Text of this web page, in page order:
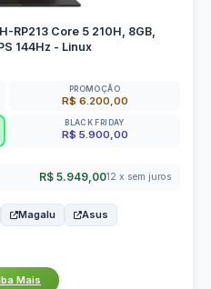
RP213 Core 5 210H, 8GB,
144Hz - Linux
PROMOÇÃO
R$ 6.200,00
BLACK FRIDAY
R$ 5.900,00
R$ 5.949,0012 x sem juros
Magalu
Asus
Mais